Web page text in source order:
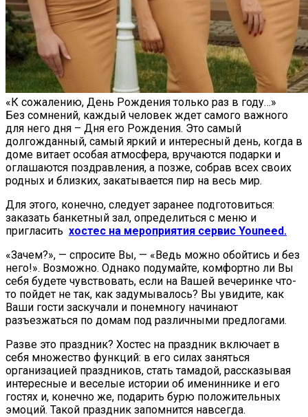
«К сожалению, День Рождения только раз в году…»
Без сомнений, каждый человек ждет самого важного
для него дня – Дня его Рождения. Это самый
долгожданный, самый яркий и интересный день, когда в
доме витает особая атмосфера, вручаются подарки и
оглашаются поздравления, а позже, собрав всех своих
родных и близких, закатывается пир на весь мир.
Для этого, конечно, следует заранее подготовиться:
заказать банкетный зал, определиться с меню и
пригласить хостес на мероприятия сервис Youneed.
«Зачем?», — спросите Вы, — «Ведь можно обойтись и без
него!». Возможно. Однако подумайте, комфортно ли Вы
себя будете чувствовать, если на Вашей вечеринке что-
то пойдет не так, как задумывалось? Вы увидите, как
Ваши гости заскучали и понемногу начинают
разъезжаться по домам под различными предлогами.
Разве это праздник? Хостес на праздник включает в
себя множество функций: в его силах заняться
организацией праздников, стать тамадой, рассказывая
интересные и веселые истории об имениннике и его
гостях и, конечно же, подарить бурю положительных
эмоций. Такой праздник запомнится навсегда.